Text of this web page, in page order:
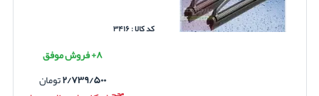
کد کالا : ۳۴۱۶
۸+ فروش موفق
۲/۷۳۹/۵۰۰تومان